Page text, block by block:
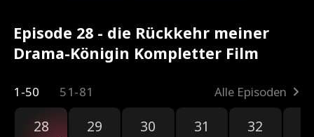
Episode 28 - die Rückkehr meiner
Drama-Königin Kompletter Film
1-50 51-81 Alle Episoden
28 29 30 31 32